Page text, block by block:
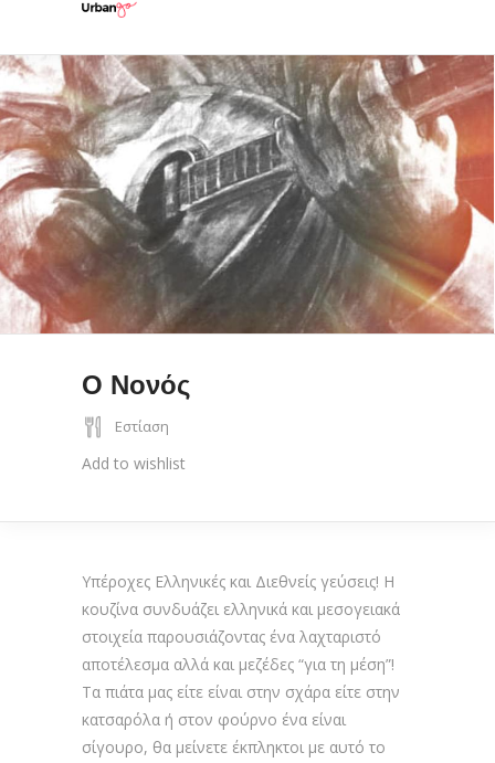
Ο Νονός
Εστίαση
Add to wishlist
Υπέροχες Ελληνικές και Διεθνείς γεύσεις! Η
κουζίνα συνδυάζει ελληνικά και μεσογειακά
στοιχεία παρουσιάζοντας ένα λαχταριστό
αποτέλεσμα αλλά και μεζέδες “για τη μέση”!
Τα πιάτα μας είτε είναι στην σχάρα είτε στην
κατσαρόλα ή στον φούρνο ένα είναι
σίγουρο, θα μείνετε έκπληκτοι με αυτό το